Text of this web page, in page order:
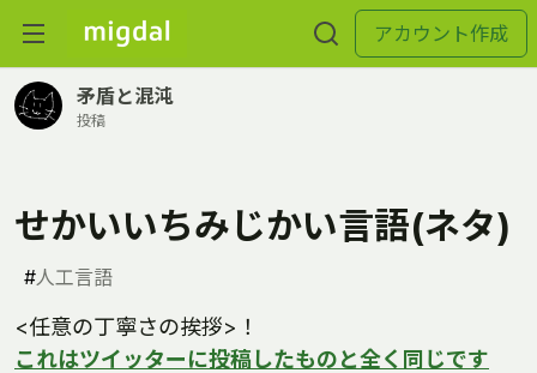
アカウント作成
矛盾と混沌
投稿
せかいいちみじかい言語(ネタ)
#人工言語
<任意の丁寧さの挨拶>！
これはツイッターに投稿したものと全く同じです